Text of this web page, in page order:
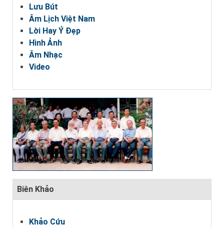
Lưu Bút
Âm Lịch Việt Nam
Lời Hay Ý Đẹp
Hình Ảnh
Âm Nhạc
Video
Biên Khảo
Khảo Cứu